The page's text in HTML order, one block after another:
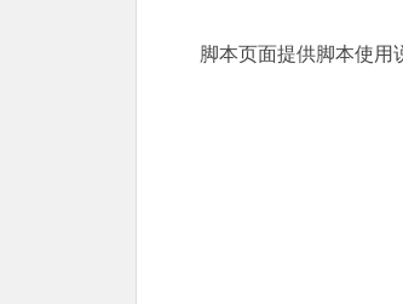
脚本页面提供脚本使用